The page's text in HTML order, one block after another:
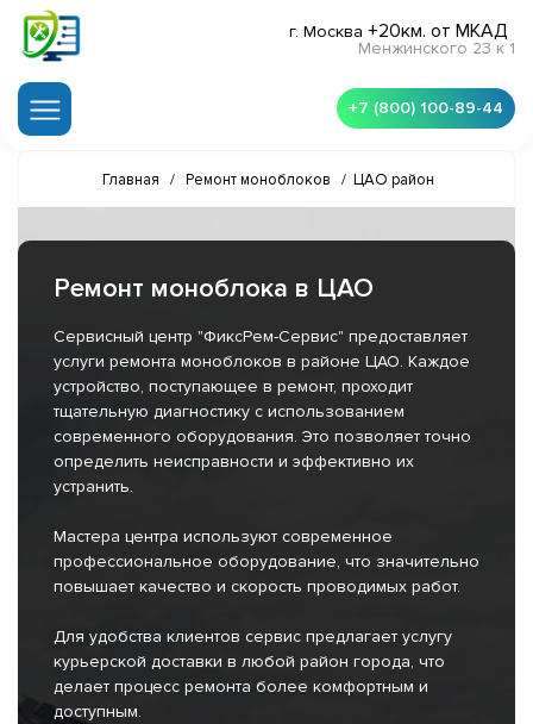
г. Москва +20км. от МКАД
Менжинского 23 к 1
+7 (800) 100-89-44
Главная / Ремонт моноблоков / ЦАО район
Ремонт моноблока в ЦАО
Сервисный центр "ФиксРем-Сервис" предоставляет
услуги ремонта моноблоков в районе ЦАО. Каждое
устройство, поступающее в ремонт, проходит
тщательную диагностику с использованием
современного оборудования. Это позволяет точно
определить неисправности и эффективно их
устранить.
Мастера центра используют современное
профессиональное оборудование, что значительно
повышает качество и скорость проводимых работ.
Для удобства клиентов сервис предлагает услугу
курьерской доставки в любой район города, что
делает процесс ремонта более комфортным и
доступным.